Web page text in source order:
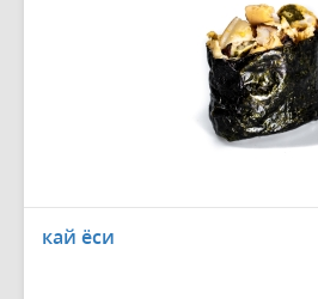
кай ёси